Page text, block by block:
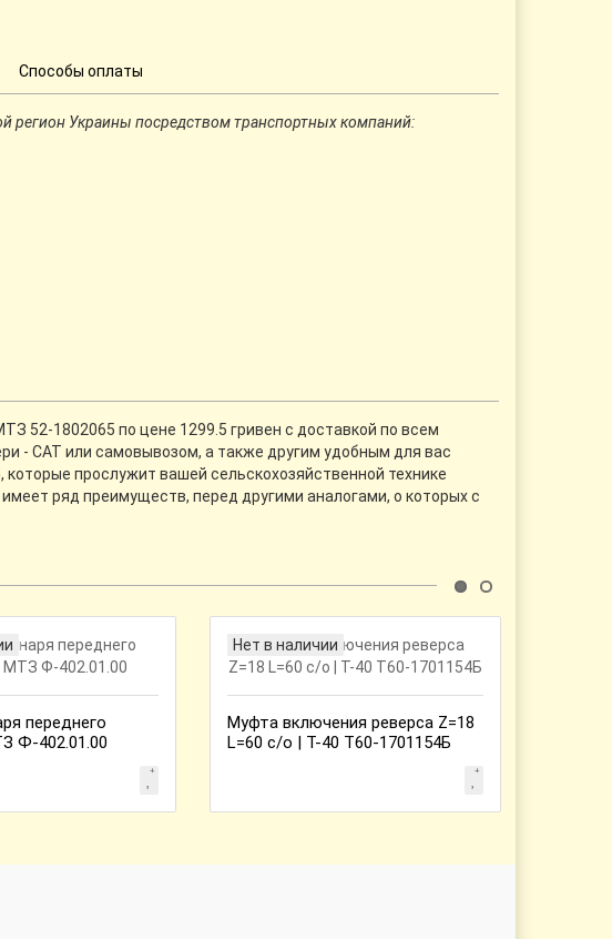
Способы оплаты
регион Украины посредством транспортных компаний:
52-1802065 по цене 1299.5 гривен с доставкой по всем
- CАТ или самовывозом, а также другим удобным для вас
прослужит вашей сельскохозяйственной технике
ряд преимуществ, перед другими аналогами, о которых с
переднего
Ф-402.01.00
Нет в наличии
Муфта включения реверса Z=18
L=60 с/о | Т-40 Т60-1701154Б